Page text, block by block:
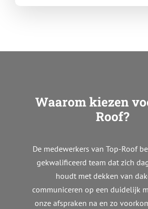
Waarom kiezen
Roof?
De medewerkers van Top-Roof
gekwalificeerd team dat zich
houdt met dekken van
communiceren op een duidelijk
onze afspraken na en zo